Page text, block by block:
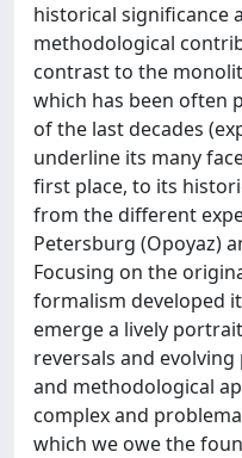
historical significance
methodological
contrast to the
which has been often
of the last decades
underline its many
first place, to its
from the different
Petersburg (Opoyaz)
Focusing on the
formalism developed
emerge a lively
reversals and
and methodological
complex and
which we owe the